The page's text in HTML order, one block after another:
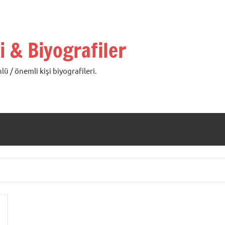
& Biyografiler
/ önemli kişi biyografileri.